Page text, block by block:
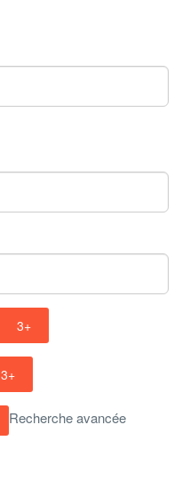
3+
3+
Recherche avancée